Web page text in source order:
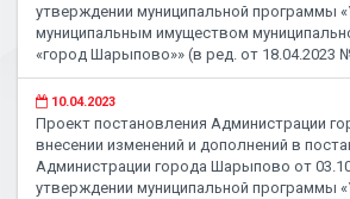
утверждении муниципальной программы
муниципальным имуществом
«город Шарыпово»» (в ред. от 18.04.2023
10.04.2023
Проект постановления Администрации
внесении изменений и дополнений в
Администрации города Шарыпово от
утверждении муниципальной программы